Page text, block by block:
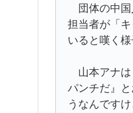
団体の中国
担当者が「
いると嘆く様
山本アナは
パンチだ』
うなんです